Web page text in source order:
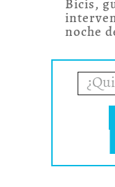
Bicis,
noche